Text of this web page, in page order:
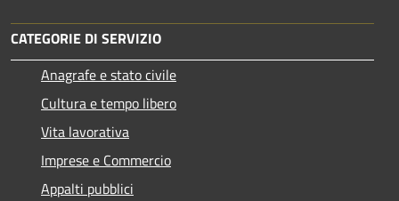
CATEGORIE DI SERVIZIO
Anagrafe e stato civile
Cultura e tempo libero
Vita lavorativa
Imprese e Commercio
Appalti pubblici